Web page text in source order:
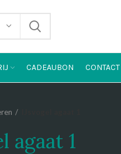
CADEAUBON CONTACT
agaat 1